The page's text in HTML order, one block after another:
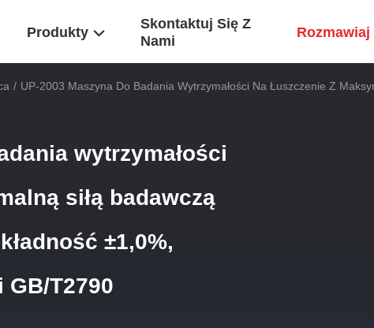
Produkty
Skontaktuj Się Z
Nami
Rozmawiaj
/ UP-2003 Maszyna Do Badania Wytrzymałości Na Łuszczenie Z
wytrzymałości
siłą badawczą
±1,0%,
GB/T2790